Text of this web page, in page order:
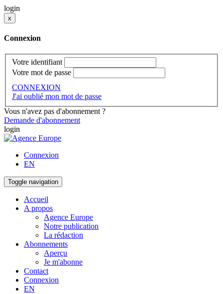
login
x
Connexion
Votre identifiant
Votre mot de passe
CONNEXION
J'ai oublié mon mot de passe
Vous n'avez pas d'abonnement ?
Demande d'abonnement
login
Connexion
EN
Toggle navigation
Accueil
A propos
Agence Europe
Notre publication
La rédaction
Abonnements
Aperçu
Je m'abonne
Contact
Connexion
EN